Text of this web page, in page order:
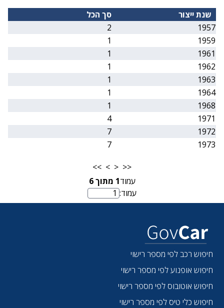
שנת ייצור
סך הכל
1957
2
1959
1
1961
1
1962
1
1963
1
1964
1
1968
1
1971
4
1972
7
1973
7
<<
<
>
>>
עמוד1 מתוך 6
מספר עמוד
עמוד:
חיפוש רכב לפי מספר רישוי
חיפוש אופנוע לפי מספר רישוי
חיפוש אוטובוס לפי מספר רישוי
חיפוש כלי טיס לפי מספר רישוי